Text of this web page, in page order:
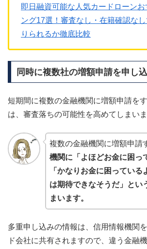
即日融資可能な人気カードローンお
ング17選！審査なし・在籍確認な
りられるか徹底比較
同時に複数社の増額申請を申し
短期間に複数の金融機関に増額申請を
は、審査落ちの可能性を高めてしまいま
複数の金融機関に増額申請
機関に「よほどお金に困っ
「かなりお金に困っている
は期待できなそうだ」とい
まいます。
多重申し込みの情報は、信用情報機関
ド会社に共有されますので、違う金融